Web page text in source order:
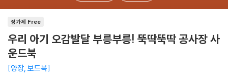
정가제 Free
우리 아기 오감발달 부릉부릉! 뚝딱뚝딱 공사장 사
운드북
양장, 보드북